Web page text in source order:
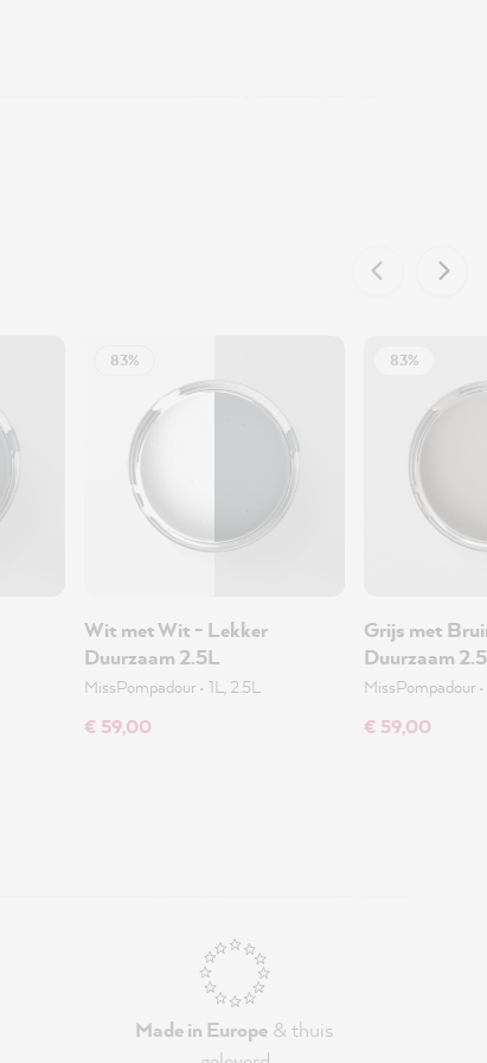
83%
Wit met Wit - Lekker
Duurzaam 2.5L
MissPompadour • 1L, 2.5L
€ 59,00
83%
Grijs met
Duurzaam
MissPompadour •
€ 59,00
Made in Europe & thuis